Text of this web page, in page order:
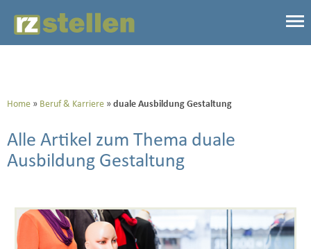
Home Beruf & Karriere duale Ausbildung Gestaltung
Alle Artikel zum Thema duale
Ausbildung Gestaltung